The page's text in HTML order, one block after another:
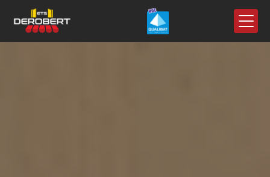
Panneau de gestion des cookies